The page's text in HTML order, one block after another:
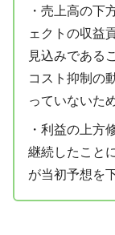
・売上高の下
ェクトの収益
見込みである
コスト抑制の
っていないた
・利益の上方
継続したこと
が当初予想を